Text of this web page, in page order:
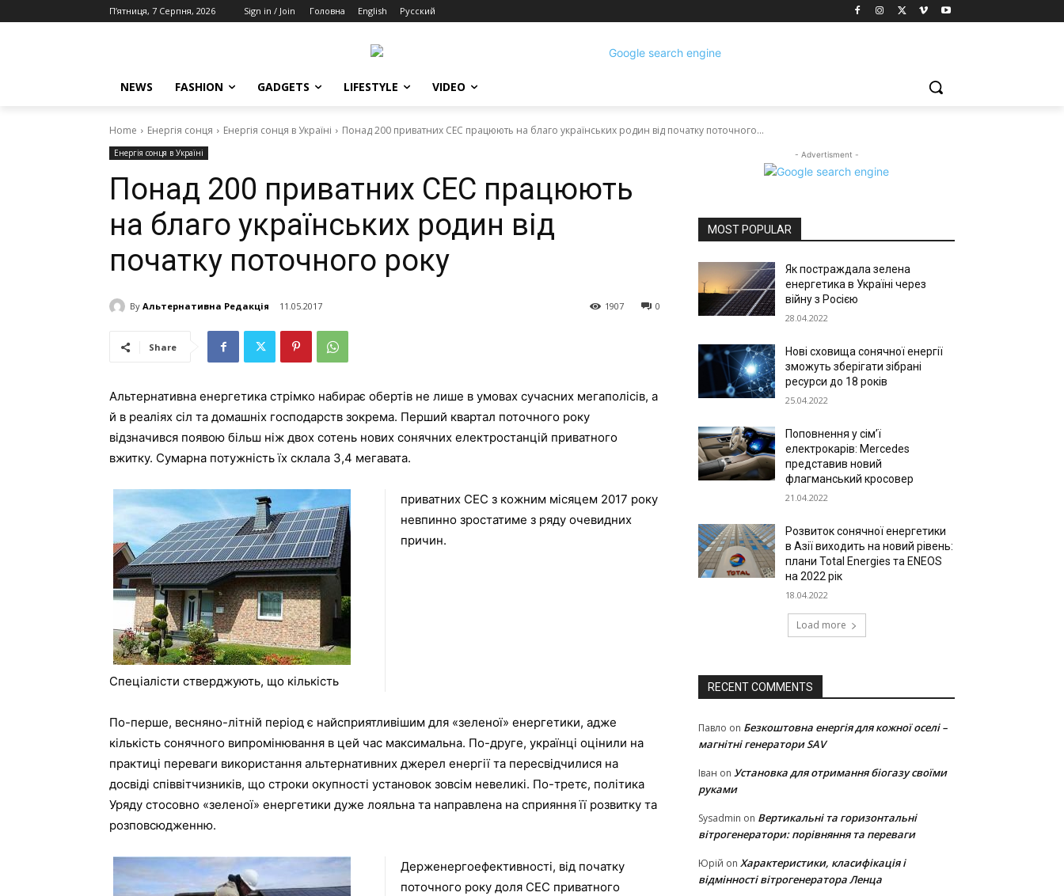
П’ятниця, 7 Серпня, 2026 Sign in / Join Головна English Русский
NEWS FASHION GADGETS LIFESTYLE VIDEO
Home Енергія сонця Енергія сонця в Україні Понад 200 приватних СЕС працюють на благо українських родин від початку поточного...
Енергія сонця в Україні
Понад 200 приватних СЕС працюють
на благо українських родин від
початку поточного року
By Альтернативна Редакція 11.05.2017 0
1907
Share
Альтернативна енергетика стрімко набирає обертів не лише в умовах сучасних мегаполісів, а
й в реаліях сіл та домашніх господарств зокрема. Перший квартал поточного року
відзначився появою більш ніж двох сотень нових сонячних електростанцій приватного
вжитку. Сумарна потужність їх склала 3,4 мегавата.
Спеціалісти стверджують, що кількість
приватних СЕС з кожним місяцем 2017 року
невпинно зростатиме з ряду очевидних
причин.
По-перше, весняно-літній період є найсприятливішим для «зеленої» енергетики, адже
кількість сонячного випромінювання в цей час максимальна. По-друге, українці оцінили на
практиці переваги використання альтернативних джерел енергії та пересвідчилися на
досвіді співвітчизників, що строки окупності установок зовсім невеликі. По-третє, політика
Уряду стосовно «зеленої» енергетики дуже лояльна та направлена на сприяння її розвитку та
розповсюдженню.
Держенергоефективності, від початку
поточного року доля СЕС приватного
- Advertisment -
MOST POPULAR
Як постраждала зелена
енергетика в Україні через
війну з Росією
28.04.2022
Нові сховища сонячної енергії
зможуть зберігати зібрані
ресурси до 18 років
25.04.2022
Поповнення у сім’ї
електрокарів: Mercedes
представив новий
флагманський кросовер
21.04.2022
Розвиток сонячної енергетики
в Азії виходить на новий рівень:
плани Total Energies та ENEOS
на 2022 рік
18.04.2022
Load more
RECENT COMMENTS
Павло on Безкоштовна енергія для кожної оселі –
магнітні генератори SAV
Іван on Установка для отримання біогазу своїми
руками
Sysadmin on Вертикальні та горизонтальні
вітрогенератори: порівняння та переваги
Юрій on Характеристики, класифікація і
відмінності вітрогенератора Ленца